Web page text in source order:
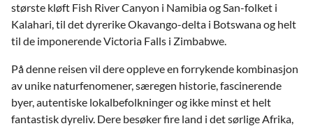
største kløft Fish River Canyon i Namibia og San-folket i
Kalahari, til det dyrerike Okavango-delta i Botswana og helt
til de imponerende Victoria Falls i Zimbabwe.
På denne reisen vil dere oppleve en forrykende kombinasjon
av unike naturfenomener, særegen historie, fascinerende
byer, autentiske lokalbefolkninger og ikke minst et helt
fantastisk dyreliv. Dere besøker fire land i det sørlige Afrika,